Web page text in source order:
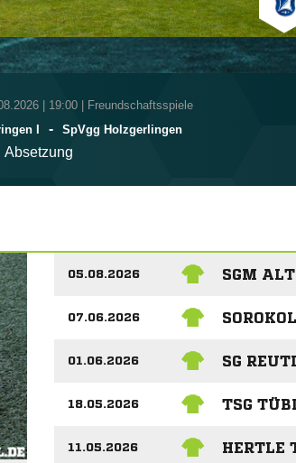
| 19:00 | Freundschaftsspiele
I
- SpVgg Holzgerlingen
Absetzung
05.08.2026 SGM
07.06.2026
01.06.2026 SG
18.05.2026 TSG
11.05.2026 HERTLE